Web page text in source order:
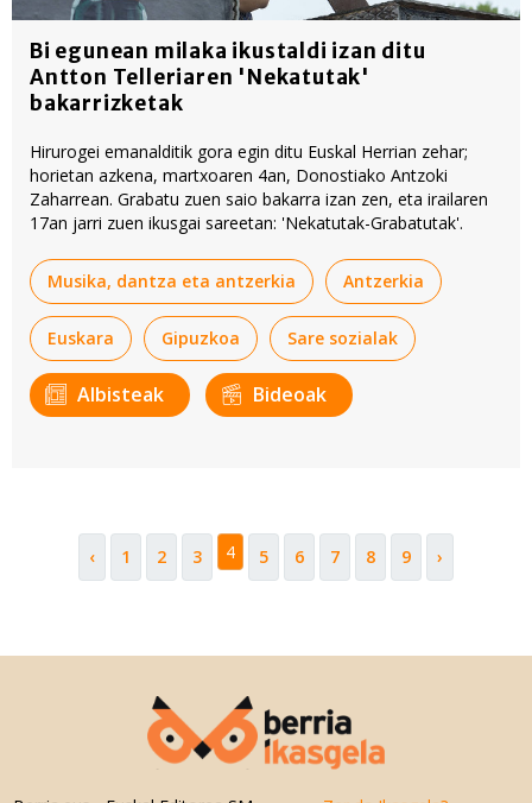
Bi egunean milaka ikustaldi izan ditu
Antton Telleriaren 'Nekatutak'
bakarrizketak
Hirurogei emanalditik gora egin ditu Euskal Herrian zehar;
horietan azkena, martxoaren 4an, Donostiako Antzoki
Zaharrean. Grabatu zuen saio bakarra izan zen, eta irailaren
17an jarri zuen ikusgai sareetan: 'Nekatutak-Grabatutak'.
Musika, dantza eta antzerkia Antzerkia
Euskara Gipuzkoa Sare sozialak
Albisteak Bideoak
‹ 1 2 3 4 5 6 7 8 9 ›